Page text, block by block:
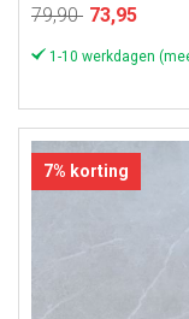
79,90 Speciale
73,95
7% korting